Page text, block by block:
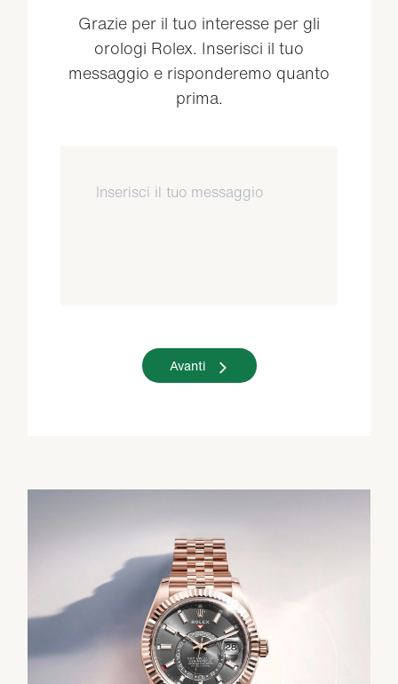
Grazie per il tuo interesse per gli
orologi Rolex. Inserisci il tuo
messaggio e risponderemo quanto
prima.
Avanti